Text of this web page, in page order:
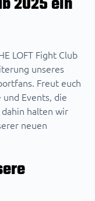
LOFT Fight Club
unseres
Freut euch
Events, die
halten wir
neuen